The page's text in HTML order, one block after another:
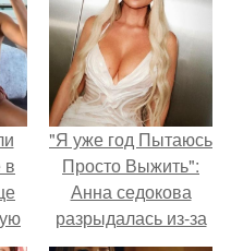
в
"Я уже год Пытаюсь
Просто Выжить":
Анна седокова
разрыдалась из-за
жесткой травли и